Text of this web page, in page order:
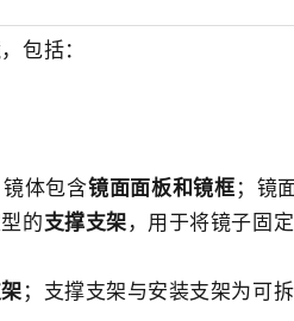
，包括：
体包含镜面面板和镜框；镜
的支撑支架，用于将镜子固
；支撑支架与安装支架为可